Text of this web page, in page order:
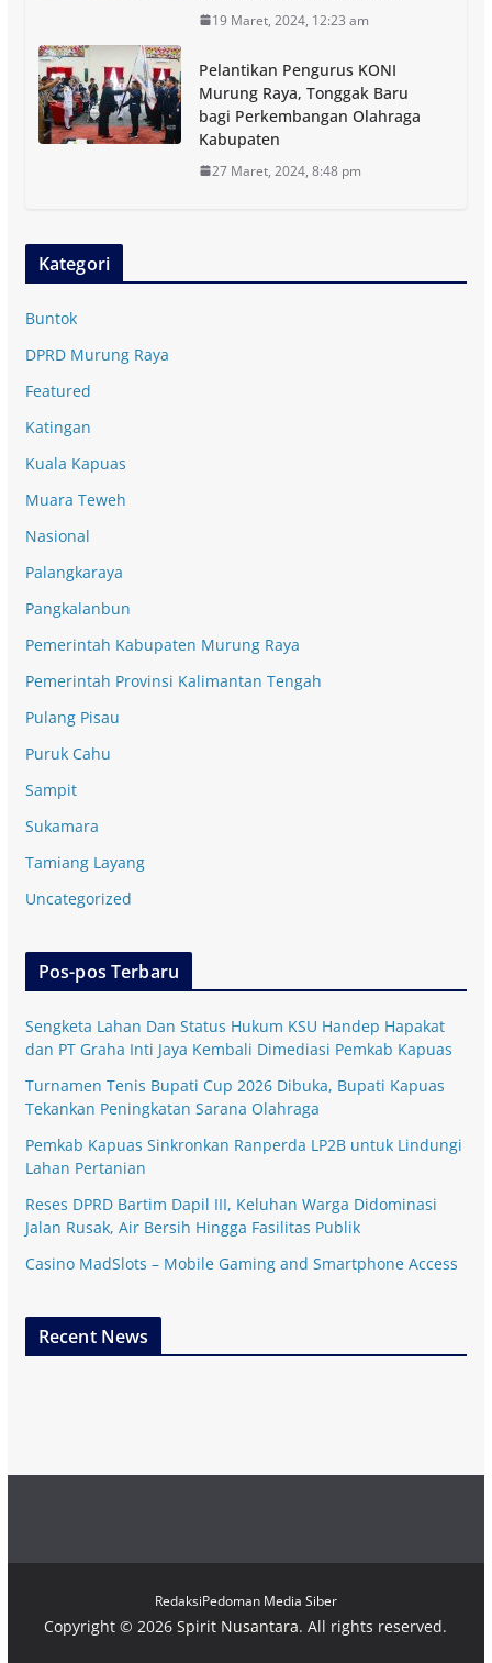
19 Maret, 2024, 12:23 am
Pelantikan Pengurus KONI
Murung Raya, Tonggak Baru
bagi Perkembangan Olahraga
Kabupaten
27 Maret, 2024, 8:48 pm
Kategori
Buntok
DPRD Murung Raya
Featured
Katingan
Kuala Kapuas
Muara Teweh
Nasional
Palangkaraya
Pangkalanbun
Pemerintah Kabupaten Murung Raya
Pemerintah Provinsi Kalimantan Tengah
Pulang Pisau
Puruk Cahu
Sampit
Sukamara
Tamiang Layang
Uncategorized
Pos-pos Terbaru
Sengketa Lahan Dan Status Hukum KSU Handep Hapakat
dan PT Graha Inti Jaya Kembali Dimediasi Pemkab Kapuas
Turnamen Tenis Bupati Cup 2026 Dibuka, Bupati Kapuas
Tekankan Peningkatan Sarana Olahraga
Pemkab Kapuas Sinkronkan Ranperda LP2B untuk Lindungi
Lahan Pertanian
Reses DPRD Bartim Dapil III, Keluhan Warga Didominasi
Jalan Rusak, Air Bersih Hingga Fasilitas Publik
Casino MadSlots – Mobile Gaming and Smartphone Access
Recent News
RedaksiPedoman Media Siber
Copyright © 2026Spirit Nusantara. All rights reserved.